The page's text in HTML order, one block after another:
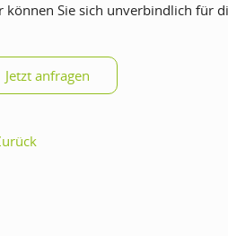
können Sie sich unverbindlich für